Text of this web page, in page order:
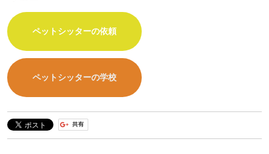
ペットシッターの依頼
ペットシッターの学校